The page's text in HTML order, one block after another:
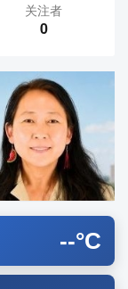
关注者
0
--°C